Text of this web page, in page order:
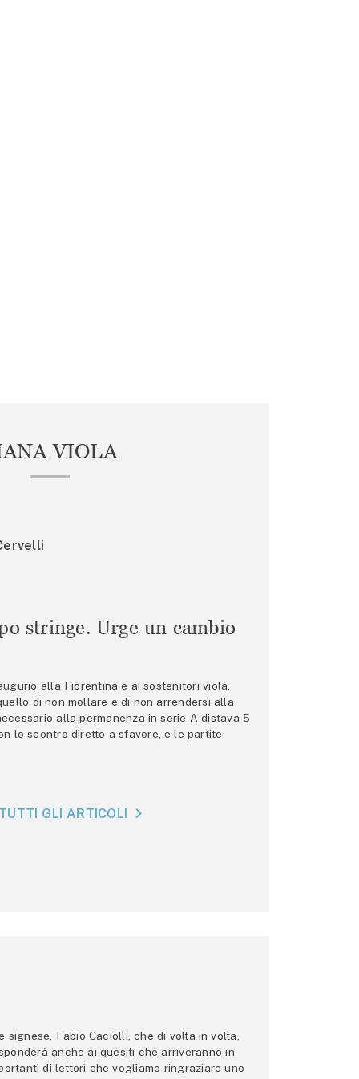
VIOLA
stringe. Urge un cambio
alla Fiorentina e ai sostenitori viola,
di non mollare e di non arrendersi alla
alla permanenza in serie A distava 5
lo scontro diretto a sfavore, e le partite
GLI ARTICOLI
Fabio Caciolli, che di volta in volta,
anche ai quesiti che arriveranno in
di lettori che vogliamo ringraziare uno